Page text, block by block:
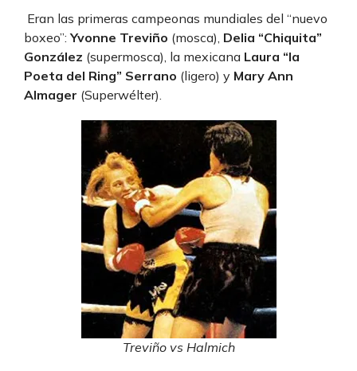
Eran las primeras campeonas mundiales del “nuevo
boxeo”:Yvonne Treviño (mosca), Delia “Chiquita”
González (supermosca), la mexicana Laura “la
Poeta del Ring” Serrano (ligero) y Mary Ann
Almager (Superwélter).
Treviño vs Halmich